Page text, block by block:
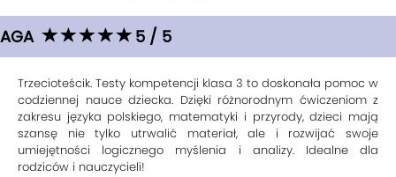
AGA 5 / 5
Trzecioteścik. Testy kompetencji klasa 3 to doskonała pomoc w
codziennej nauce dziecka. Dzięki różnorodnym ćwiczeniom z
zakresu języka polskiego, matematyki i przyrody, dzieci mają
szansę nie tylko utrwalić materiał, ale i rozwijać swoje
umiejętności logicznego myślenia i analizy. Idealne dla
rodziców i nauczycieli!